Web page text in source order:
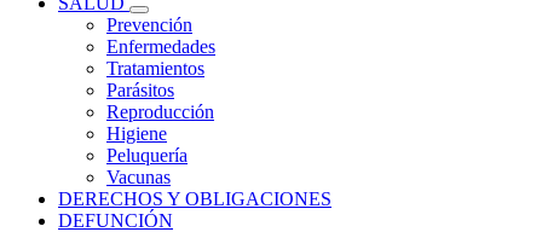
Prevención
Enfermedades
Tratamientos
Parásitos
Reproducción
Higiene
Peluquería
Vacunas
DERECHOS Y OBLIGACIONES
DEFUNCIÓN